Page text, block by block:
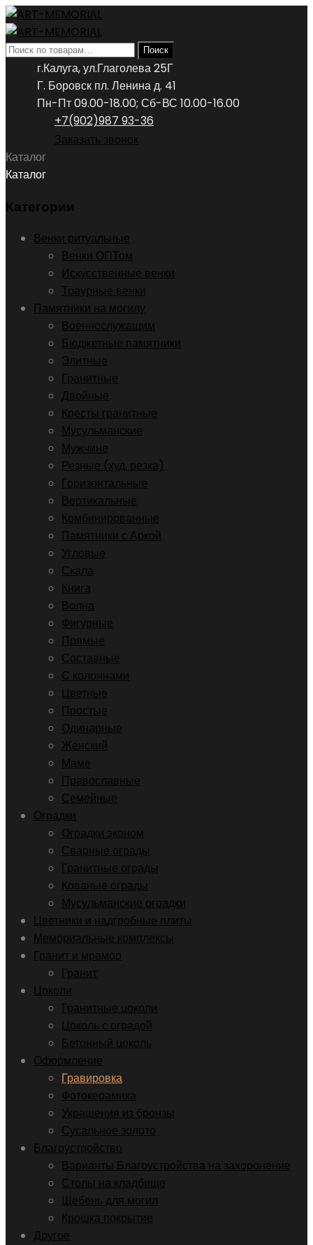
Искать: Поиск
г.Калуга, ул.Глаголева 25Г
Г. Боровск пл. Ленина д. 41
Пн-Пт 09.00-18.00; Сб-ВС 10.00-16.00
+7(902)987 93-36
Заказать звонок
Каталог
Каталог
Категории
Венки ритуальные
Венки ОПТом
Искусственные венки
Траурные венки
Памятники на могилу
Военнослужащим
Бюджетные памятники
Элитные
Гранитные
Двойные
Кресты гранитные
Мусульманские
Мужчине
Резные (худ. резка)
Горизонтальные
Вертикальные
Комбинированные
Памятники с Аркой
Угловые
Скала
Книга
Волна
Фигурные
Прямые
Составные
С колоннами
Цветные
Простые
Одинарные
Женский
Маме
Православные
Семейные
Оградки
Оградки эконом
Сварные ограды
Гранитные ограды
Кованые ограды
Мусульманские оградки
Цветники и надгробные плиты
Мемориальные комплексы
Гранит и мрамор
Гранит
Цоколи
Гранитные цоколи
Цоколь с оградой
Бетонный цоколь
Оформление
Гравировка
Фотокерамика
Украшения из бронзы
Сусальное золото
Благоустройство
Варианты Благоустройства на захоронение
Столы на кладбище
Щебень для могил
Крошка покрытие
Другое